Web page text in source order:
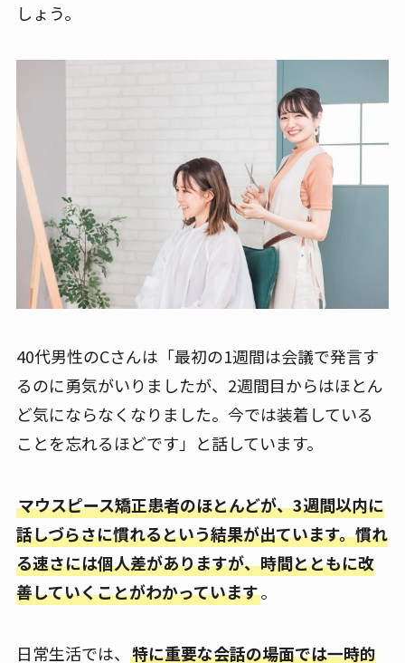
しょう。
40代男性のCさんは「最初の1週間は会議で発言す
るのに勇気がいりましたが、2週間目からはほとん
ど気にならなくなりました。今では装着している
ことを忘れるほどです」と話しています。
マウスピース矯正患者のほとんどが、3週間以内に
話しづらさに慣れるという結果が出ています。慣れ
る速さには個人差がありますが、時間とともに改
善していくことがわかっています。
日常生活では、 特に重要な会話の場面では一時的